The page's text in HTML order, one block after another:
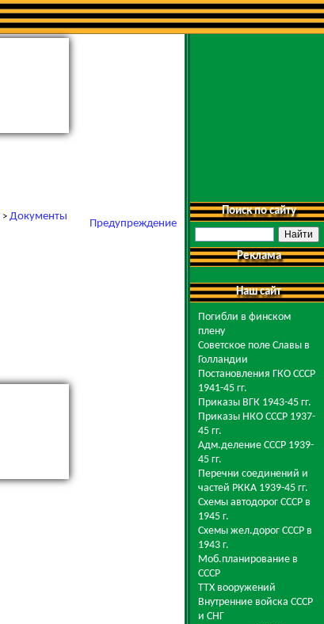
> Документы
Предупреждение
Поиск по сайту
Реклама
Наш сайт
Погибли в финском
плену
Советское поле Славы в
Голландии
Постановления ГКО СССР
1941-45 гг.
Приказы ВГК 1943-45 гг.
Приказы НКО СССР 1937-
45 гг.
Адм.деление СССР 1939-
45 гг.
Перечни соединений и
частей РККА 1939-45 гг.
Схемы автодорог СССР в
1945 г.
Схемы жел.дорог СССР в
1943 г.
Моб.планирование в
СССР
ТТХ вооружений
Внутренние войска СССР
и СНГ